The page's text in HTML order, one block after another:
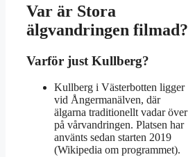
Var är Stora
älgvandringen filmad?
Varför just Kullberg?
Kullberg i Västerbotten ligger
vid Ångermanälven, där
älgarna traditionellt vadar över
på vårvandringen. Platsen har
använts sedan starten 2019
(Wikipedia om programmet).